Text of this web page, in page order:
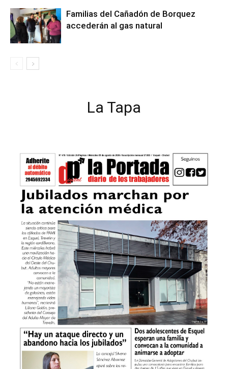
Familias del Cañadón de Borquez
accederán al gas natural
La Tapa